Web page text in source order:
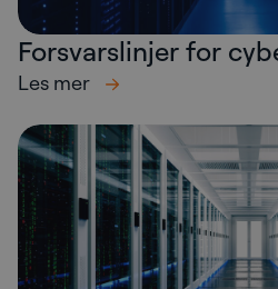
Forsvarslinjer for
Les mer